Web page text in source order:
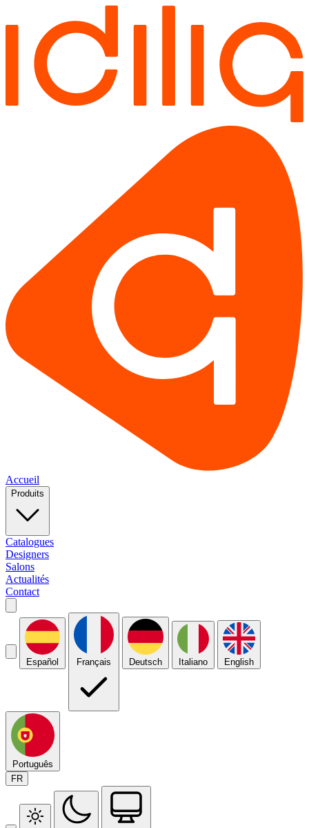
Accueil
Produits
Catalogues
Designers
Salons
Actualités
Contact
Español Français Deutsch Italiano English
Português
FR